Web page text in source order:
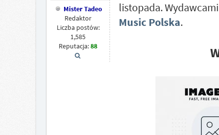
Mister Tadeo
Redaktor
Liczba postów:
1,585
Reputacja:88
listopada.
Music Polska.